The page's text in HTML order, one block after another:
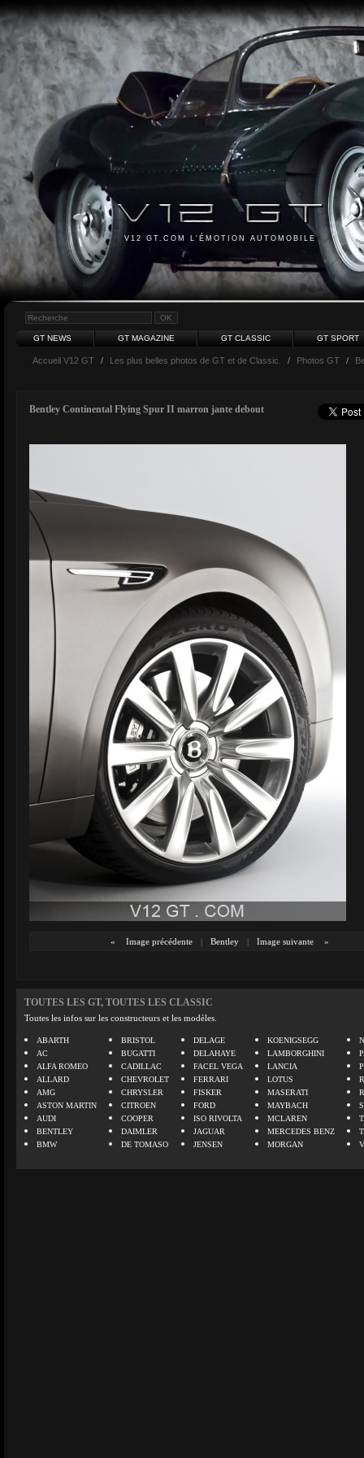
V12 GT.COM L'ÉMOTION AUTOMOBILE
GT NEWS GT MAGAZINE GT CLASSIC GT SPORT
Accueil V12 GT / Les plus belles photos de GT et de Classic. / Photos GT /
Bentley Continental Flying Spur II marron jante debout
« Image précédente | Bentley | Image suivante »
TOUTES LES GT, TOUTES LES CLASSIC
Toutes les infos sur les constructeurs et les modèles.
ABARTH
AC
ALFA ROMEO
ALLARD
AMG
ASTON MARTIN
AUDI
BENTLEY
BMW
BRISTOL
BUGATTI
CADILLAC
CHEVROLET
CHRYSLER
CITROEN
COOPER
DAIMLER
DE TOMASO
DELAGE
DELAHAYE
FACEL VEGA
FERRARI
FISKER
FORD
ISO RIVOLTA
JAGUAR
JENSEN
KOENIGSEGG
LAMBORGHINI
LANCIA
LOTUS
MASERATI
MAYBACH
MCLAREN
MERCEDES BENZ
MORGAN